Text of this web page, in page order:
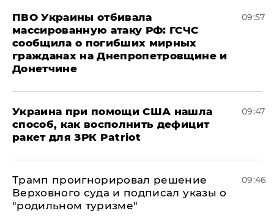
ПВО Украины отбивала
массированную атаку РФ: ГСЧС
сообщила о погибших мирных
гражданах на Днепропетровщине и
Донетчине
09:57
Украина при помощи США нашла
способ, как восполнить дефицит
ракет для ЗРК Patriot
09:47
Трамп проигнорировал решение
Верховного суда и подписал указы о
"родильном туризме"
09:46